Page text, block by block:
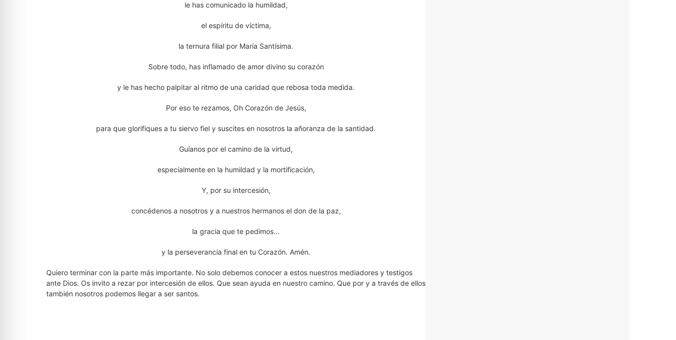
le has comunicado la humildad,
el espíritu de víctima,
la ternura filial por María Santísima.
Sobre todo, has inflamado de amor divino su corazón
y le has hecho palpitar al ritmo de una caridad que rebosa toda medida.
Por eso te rezamos, Oh Corazón de Jesús,
para que glorifiques a tu siervo fiel y suscites en nosotros la añoranza de la santidad.
Guíanos por el camino de la virtud,
especialmente en la humildad y la mortificación,
Y, por su intercesión,
concédenos a nosotros y a nuestros hermanos el don de la paz,
la gracia que te pedimos…
y la perseverancia final en tu Corazón. Amén.
Quiero terminar con la parte más importante. No solo debemos conocer a estos nuestros mediadores y testigos
ante Dios. Os invito a rezar por intercesión de ellos. Que sean ayuda en nuestro camino. Que por y a través de ellos
también nosotros podemos llegar a ser santos.